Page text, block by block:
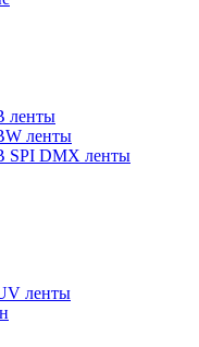
ленты
ленты
SPI DMX ленты
ленты